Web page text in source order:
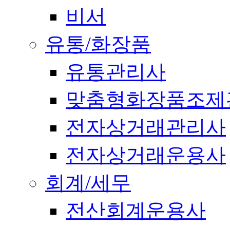
비서
유통/화장품
유통관리사
맞춤형화장품조
전자상거래관리사
전자상거래운용사
회계/세무
전산회계운용사